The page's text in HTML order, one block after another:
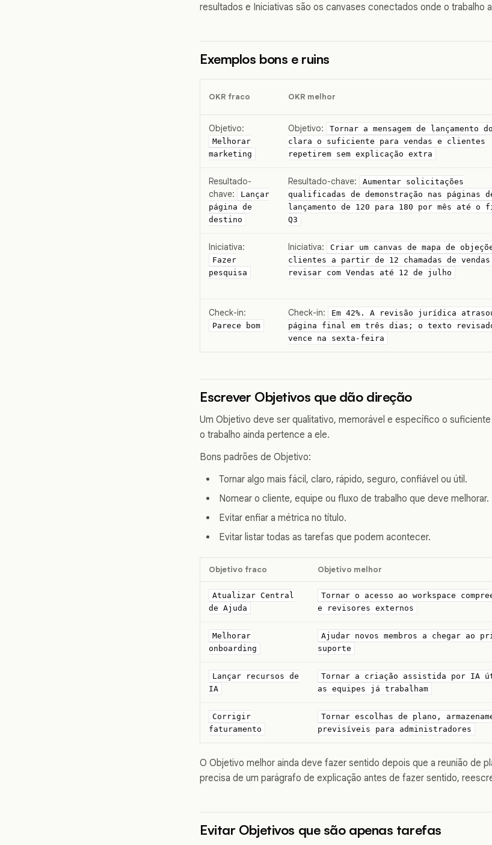
resultados e Iniciativas são os canvases conectados onde o trabalho
Exemplos bons e ruins
OKR fraco OKR melhor
Objetivo:
Melhorar
marketing
Objetivo:
Tornar a mensagem de lançamento
clara o suficiente para vendas e clientes
repetirem sem explicação extra
Resultado-
chave:
Lançar
página de
destino
Resultado-chave:
Aumentar solicitações
qualificadas de demonstração nas páginas
lançamento de 120 para 180 por mês até o
Q3
Iniciativa:
Fazer
pesquisa
Iniciativa:
Criar um canvas de mapa de
clientes a partir de 12 chamadas de vendas
revisar com Vendas até 12 de julho
Check-in:
Parece bom
Check-in:
Em 42%. A revisão jurídica
página final em três dias; o texto
vence na sexta-feira
Escrever Objetivos que dão direção
Um Objetivo deve ser qualitativo, memorável e específico o
o trabalho ainda pertence a ele.
Bons padrões de Objetivo:
Tornar algo mais fácil, claro, rápido, seguro, confiável ou útil.
Nomear o cliente, equipe ou fluxo de trabalho que deve melhorar.
Evitar enfiar a métrica no título.
Evitar listar todas as tarefas que podem acontecer.
Objetivo fraco Objetivo melhor
Atualizar Central
de Ajuda
Tornar o acesso ao workspace
e revisores externos
Melhorar
onboarding
Ajudar novos membros a chegar ao
suporte
Lançar recursos de
IA
Tornar a criação assistida por IA
as equipes já trabalham
Corrigir
faturamento
Tornar escolhas de plano,
previsíveis para administradores
O Objetivo melhor ainda deve fazer sentido depois que a reunião de
precisa de um parágrafo de explicação antes de fazer sentido,
Evitar Objetivos que são apenas tarefas